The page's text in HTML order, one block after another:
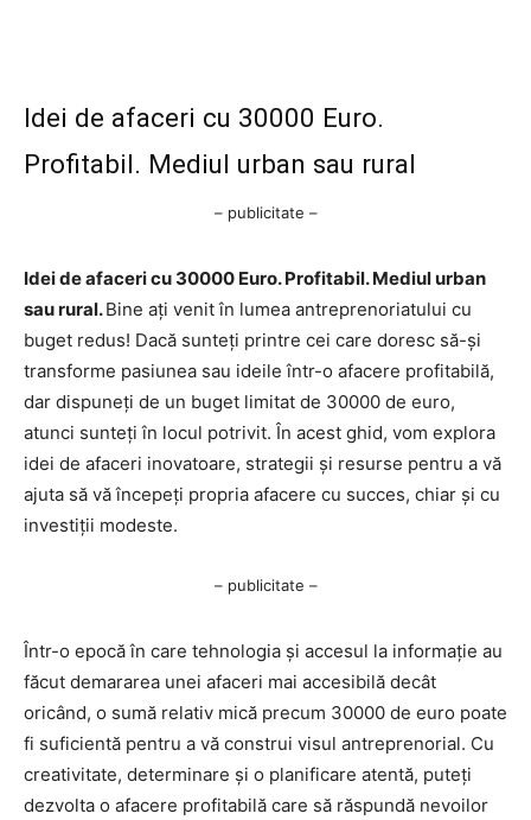
Idei de afaceri cu 30000 Euro.
Profitabil. Mediul urban sau rural
– publicitate –
Idei de afaceri cu 30000 Euro. Profitabil. Mediul urban
sau rural.Bine ați venit în lumea antreprenoriatului cu
buget redus! Dacă sunteți printre cei care doresc să-și
transforme pasiunea sau ideile într-o afacere profitabilă,
dar dispuneți de un buget limitat de 30000 de euro,
atunci sunteți în locul potrivit. În acest ghid, vom explora
idei de afaceri inovatoare, strategii și resurse pentru a vă
ajuta să vă începeți propria afacere cu succes, chiar și cu
investiții modeste.
– publicitate –
Într-o epocă în care tehnologia și accesul la informație au
făcut demararea unei afaceri mai accesibilă decât
oricând, o sumă relativ mică precum 30000 de euro poate
fi suficientă pentru a vă construi visul antreprenorial. Cu
creativitate, determinare și o planificare atentă, puteți
dezvolta o afacere profitabilă care să răspundă nevoilor